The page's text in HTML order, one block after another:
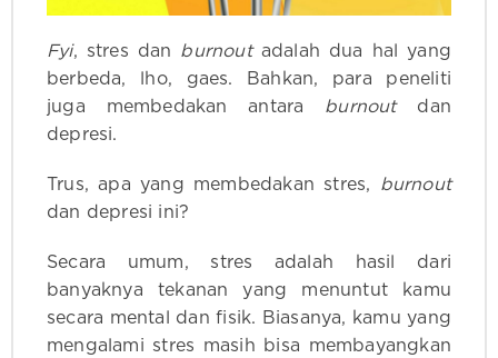
Fyi, stres dan burnoutadalah dua hal yang
berbeda, lho, gaes. Bahkan, para peneliti
juga membedakan antara burnoutdan
depresi.
Trus, apa yang membedakan stres, burnout
dan depresi ini?
Secara umum, stres adalah hasil dari
banyaknya tekanan yang menuntut kamu
secara mental dan fisik. Biasanya, kamu yang
mengalami stres masih bisa membayangkan